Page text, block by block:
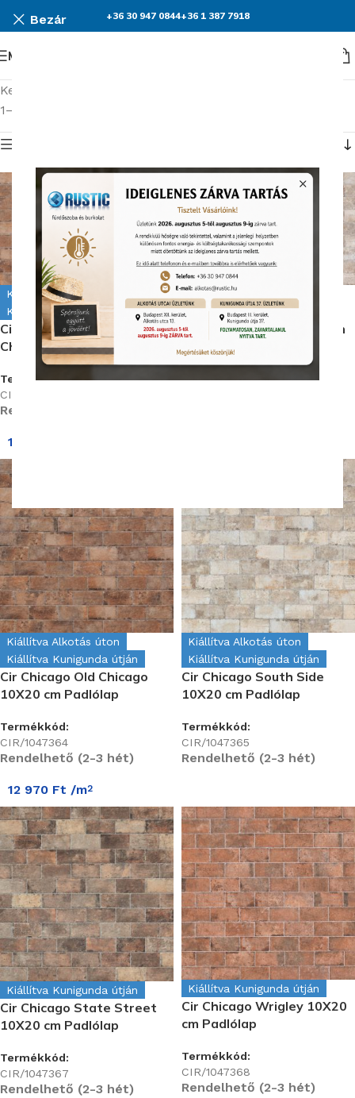
Bezár +36 30 947 0844+36 1 387 7918
Menü
Kezdőlap
1–15 termék, összesen 16 db
Kiállítva Alkotás úton
Kiállítva Kunigunda útján
Cir Chicago City Mix Old
Chicago 10X20 cm Padlólap
Termékkód:
CIR/1047422
Rendelhető (2-3 hét)
Kiállítva Alkotás úton
Kiállítva Kunigunda útján
Cir Chicago City Mix South
Side 10X20 Padlólap
Termékkód:
14 410
Kiállítva Alkotás úton
Kiállítva Kunigunda útján
Cir Chicago Old Chicago
10X20 cm Padlólap
Termékkód:
CIR/1047364
Rendelhető (2-3 hét)
Kiállítva Alkotás úton
Kiállítva Kunigunda útján
Cir Chicago South Side
10X20 cm Padlólap
Termékkód:
CIR/1047365
Rendelhető (2-3 hét)
12 970 Ft /m2
Kiállítva Kunigunda útján
Cir Chicago State Street
10X20 cm Padlólap
Termékkód:
CIR/1047367
Rendelhető (2-3 hét)
Kiállítva Kunigunda útján
Cir Chicago Wrigley 10X20
cm Padlólap
Termékkód:
CIR/1047368
Rendelhető (2-3 hét)